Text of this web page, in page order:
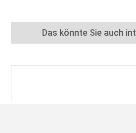
Das könnte Sie auch